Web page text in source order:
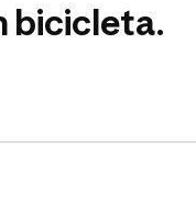
bicicleta.